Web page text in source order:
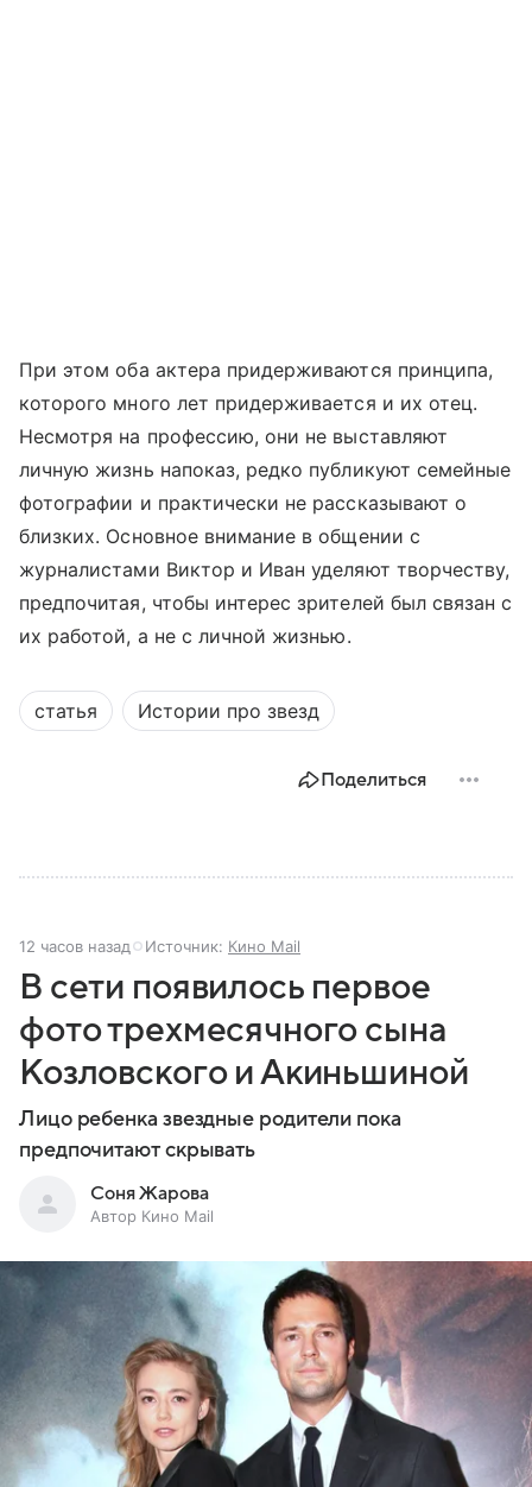
При этом оба актера придерживаются принципа,
которого много лет придерживается и их отец.
Несмотря на профессию, они не выставляют
личную жизнь напоказ, редко публикуют семейные
фотографии и практически не рассказывают о
близких. Основное внимание в общении с
журналистами Виктор и Иван уделяют творчеству,
предпочитая, чтобы интерес зрителей был связан с
их работой, а не с личной жизнью.
статья Истории про звезд
Поделиться
12 часов назад Источник: Кино Mail
В сети появилось первое
фото трехмесячного сына
Козловского и Акиньшиной
Лицо ребенка звездные родители пока
предпочитают скрывать
Соня Жарова
Автор Кино Mail